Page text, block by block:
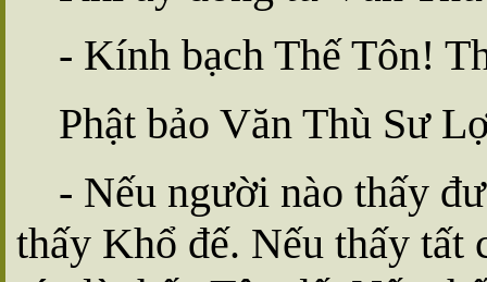
- Kính bạch Thế Tôn!
Phật bảo Văn Thù Sư
- Nếu người nào thấy
thấy Khổ đế. Nếu thấy tất